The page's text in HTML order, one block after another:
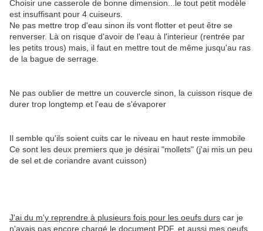
Choisir une casserole de bonne dimension...le tout petit modèle
est insuffisant pour 4 cuiseurs.
Ne pas mettre trop d'eau sinon ils vont flotter et peut être se
renverser. Là on risque d'avoir de l'eau à l'interieur (rentrée par
les petits trous) mais, il faut en mettre tout de même jusqu'au ras
de la bague de serrage.
Ne pas oublier de mettre un couvercle sinon, la cuisson risque de
durer trop longtemp et l'eau de s'évaporer
Il semble qu'ils soient cuits car le niveau en haut reste immobile
Ce sont les deux premiers que je désirai "mollets" (j'ai mis un peu
de sel et de coriandre avant cuisson)
J'ai du m'y reprendre à plusieurs fois pour les oeufs durs car je
n'avais pas encore chargé le document PDF, et aussi mes oeufs